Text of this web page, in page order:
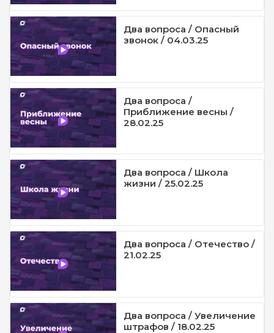
Два вопроса / Опасный
звонок / 04.03.25
Два вопроса /
Приближение весны /
28.02.25
Два вопроса / Школа
жизни / 25.02.25
Два вопроса / Отечество /
21.02.25
Два вопроса / Увеличение
штрафов / 18.02.25